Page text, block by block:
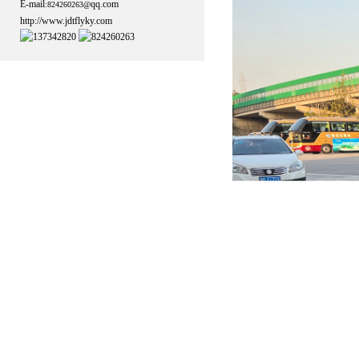
E-mail:824260263@qq.com
http://www.jdtflyky.com